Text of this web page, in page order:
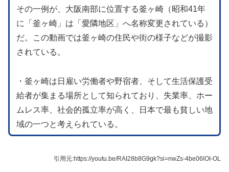
その一例が、大阪南部に位置する釜ヶ崎（昭和41年
に「釜ヶ崎」は「愛隣地区」へ名称変更されている）
だ。この動画では釜ヶ崎の住民や街の様子などが撮影
されている。
・釜ヶ崎は日雇い労働者や野宿者、そして生活保護受
給者が集まる場所として知られており、失業率、ホー
ムレス率、社会的孤立率が高く、日本で最も貧しい地
域の一つと考えられている。
引用元:https://youtu.be/RAI28b8G9gk?si=nwZs-4be06lOI-OL